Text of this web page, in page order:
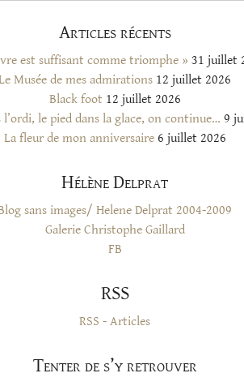
Articles récents
est suffisant comme triomphe » 31 juillet
Musée de mes admirations 12 juillet 2026
Black foot 12 juillet 2026
l’ordi, le pied dans la glace, on continue… 9
La fleur de mon anniversaire 6 juillet 2026
Hélène Delprat
sans images/ Helene Delprat 2004-2009
Galerie Christophe Gaillard
FB
RSS
RSS - Articles
Tenter de s’y retrouver